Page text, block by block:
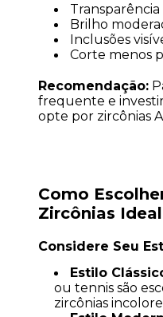
Transparência
Brilho
Inclusões
Corte menos
Recomendação:
frequente e
opte por zircônias
Como
Zircônias Ideal
Considere Seu
Estilo
ou tennis são
zircônias